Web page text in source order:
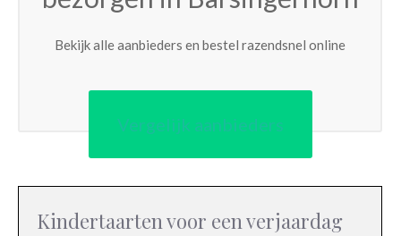
Bekijk alle aanbieders en bestel razendsnel online
Vergelijk aanbieders
Kindertaarten voor een verjaardag